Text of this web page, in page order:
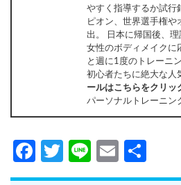
やすく指導するか試行
ピオン、世界選手権
出。 日本に帰国後、理
女性のボディメイクに
と週に1度のトレーニ
初心者たちに絶大な人
ールはこちらをクリッ
パーソナルトレーニン
Facebook
Twitter
LineEmail
有